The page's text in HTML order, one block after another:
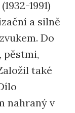
(1932-1991)
a silně
Do
pěstmi,
také
nahraný v